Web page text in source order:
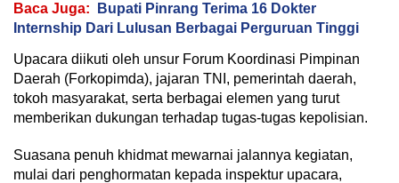
Baca Juga:
Bupati Pinrang Terima 16 Dokter
Internship Dari Lulusan Berbagai Perguruan Tinggi
Upacara diikuti oleh unsur Forum Koordinasi Pimpinan
Daerah (Forkopimda), jajaran TNI, pemerintah daerah,
tokoh masyarakat, serta berbagai elemen yang turut
memberikan dukungan terhadap tugas-tugas kepolisian.
Suasana penuh khidmat mewarnai jalannya kegiatan,
mulai dari penghormatan kepada inspektur upacara,